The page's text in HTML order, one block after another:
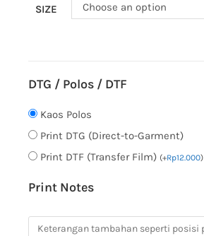
SIZE Choose an option
DTG / Polos / DTF
Kaos Polos
Print DTG (Direct-to-Garment)
Print DTF (Transfer Film) (+Rp12.000)
Print Notes